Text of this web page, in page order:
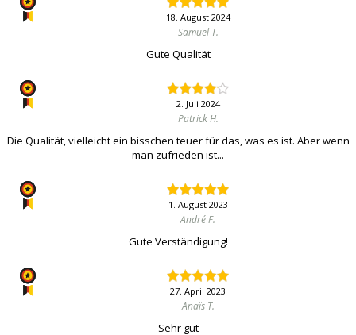
18. August 2024
Samuel T.
Gute Qualität
2. Juli 2024
Patrick H.
Die Qualität, vielleicht ein bisschen teuer für das, was es ist. Aber wenn
man zufrieden ist...
1. August 2023
André F.
Gute Verständigung!
27. April 2023
Anaïs T.
Sehr gut